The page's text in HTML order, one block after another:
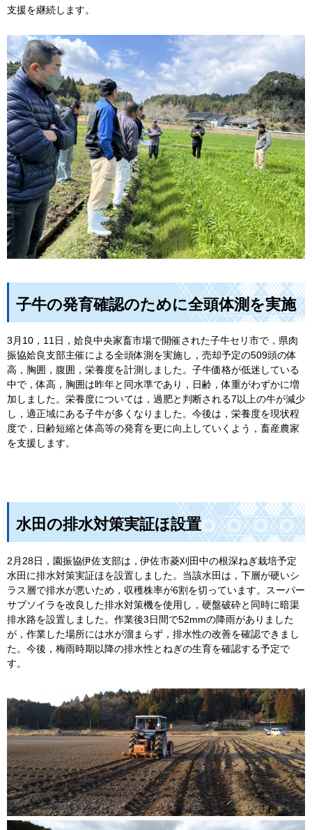
支援を継続します。
子牛の発育確認のために全頭体測を実施
3月10，11日，姶良中央家畜市場で開催された子牛セリ市で，県肉
振協姶良支部主催による全頭体測を実施し，売却予定の509頭の体
高，胸囲，腹囲，栄養度を計測しました。子牛価格が低迷している
中で，体高，胸囲は昨年と同水準であり，日齢，体重がわずかに増
加しました。栄養度については，過肥と判断される7以上の牛が減少
し，適正域にある子牛が多くなりました。今後は，栄養度を現状程
度で，日齢短縮と体高等の発育を更に向上していくよう，畜産農家
を支援します。
水田の排水対策実証ほ設置
2月28日，園振協伊佐支部は，伊佐市菱刈田中の根深ねぎ栽培予定
水田に排水対策実証ほを設置しました。当該水田は，下層が硬いシ
ラス層で排水が悪いため，収穫株率が6割を切っています。スーパー
サブソイラを改良した排水対策機を使用し，硬盤破砕と同時に暗渠
排水路を設置しました。作業後3日間で52mmの降雨がありました
が，作業した場所には水が溜まらず，排水性の改善を確認できまし
た。今後，梅雨時期以降の排水性とねぎの生育を確認する予定で
す。